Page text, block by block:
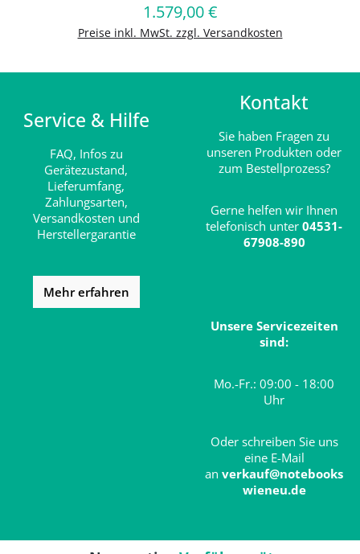
Regulärer Preis:
1.579,00 €
Preise inkl. MwSt. zzgl. Versandkosten
In den Warenkorb
Service & Hilfe
FAQ, Infos zu
Gerätezustand,
Lieferumfang,
Zahlungsarten,
Versandkosten und
Herstellergarantie
Mehr erfahren
Kontakt
Sie haben Fragen zu
unseren Produkten oder
zum Bestellprozess?
Gerne helfen wir Ihnen
telefonisch unter 04531-
67908-890
Unsere Servicezeiten
sind:
Mo.-Fr.: 09:00 - 18:00
Uhr
Oder schreiben Sie uns
eine E-Mail
an verkauf@notebooks
wieneu.de